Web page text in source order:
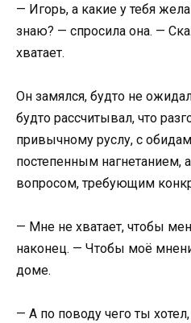
— Игорь, а какие у тебя
знаю? — спросила она. —
хватает.
Он замялся, будто не
будто рассчитывал, что
привычному руслу, с
постепенным нагнетанием,
вопросом, требующим
— Мне не хватает, чтобы
наконец. — Чтобы моё
доме.
— А по поводу чего ты